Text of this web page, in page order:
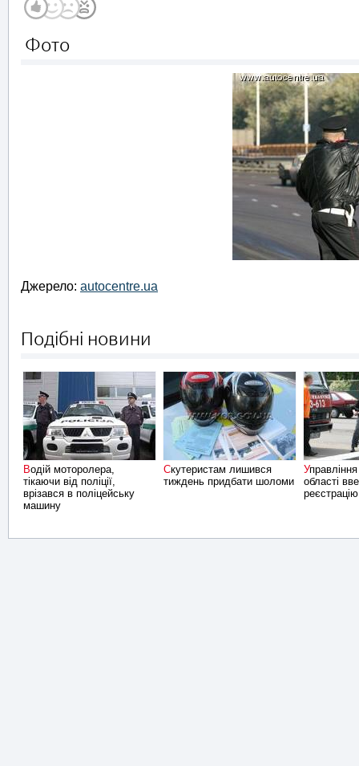
Фото
Джерело: autocentre.ua
Подібні новини
Водій моторолера,
тікаючи від поліції,
врізався в поліцейську
машину
Скутеристам лишився
тиждень придбати шоломи
Управління ДАІ Донецької
області